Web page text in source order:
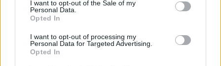
I want to opt-out of the Sale of my
Personal Data.
Opted In
I want to opt-out of processing my
Personal Data for Targeted Advertising.
Opted In
„doktoriját” végeztem el az